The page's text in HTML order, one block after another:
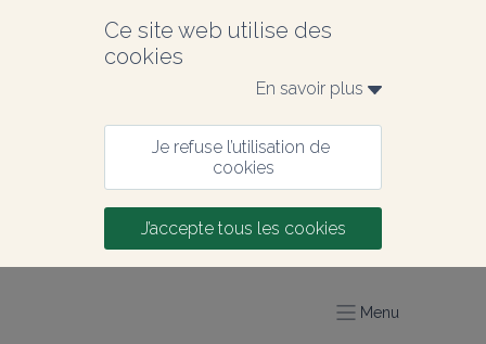
Ce site web utilise des
cookies
En savoir plus
Je refuse l’utilisation de
cookies
J’accepte tous les cookies
Menu